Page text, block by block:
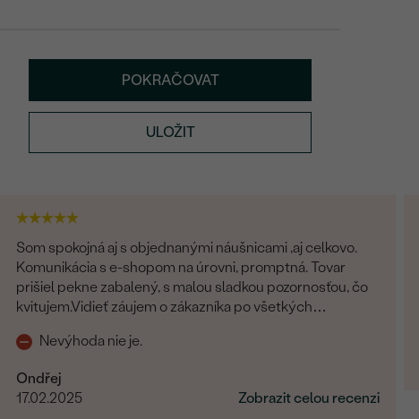
POKRAČOVAT
ULOŽIT
Som spokojná aj s objednanými náušnicami ,aj celkovo.
Komunikácia s e-shopom na úrovni, promptná. Tovar
prišiel pekne zabalený, s malou sladkou pozornosťou, čo
kvitujem.Vidieť záujem o zákazníka po všetkých
Nevýhoda nie je.
Ondřej
17.02.2025
Zobrazit celou recenzi